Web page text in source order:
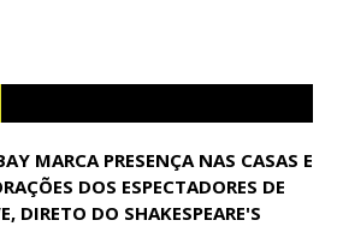
MARCA PRESENÇA NAS CASAS E
DOS ESPECTADORES DE
DIRETO DO SHAKESPEARE'S